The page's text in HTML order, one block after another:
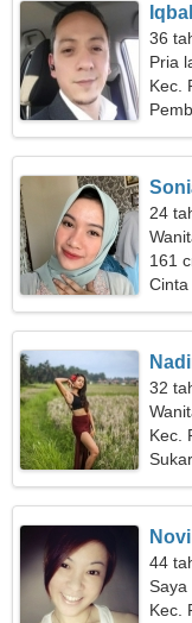
Iqbal
36
Pria
Kec.
24
161
32
Kec.
Novi
44
Saya
Kec.